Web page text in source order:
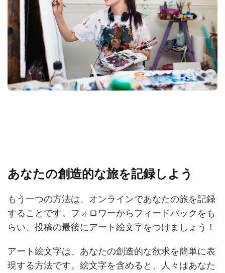
あなたの創造的な旅を記録しよう
もう一つの方法は、オンラインであなたの旅を記録
することです。フォロワーからフィードバックをも
らい、投稿の最後にアート絵文字をつけましょう！
アート絵文字は、あなたの創造的な欲求を簡単に表
現する方法です。絵文字を含めると、人々はあなた